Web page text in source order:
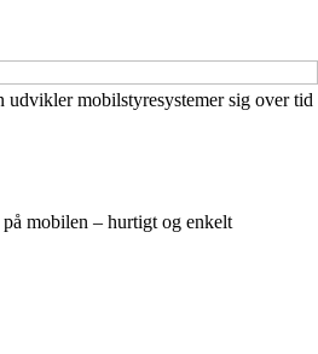
udvikler mobilstyresystemer sig over tid
mobilen – hurtigt og enkelt